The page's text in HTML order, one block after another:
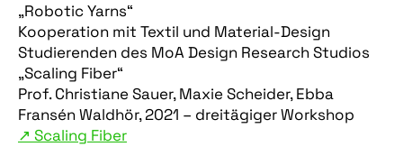
„Robotic Yarns“
Kooperation mit Textil und Material-Design
Studierenden des MoA Design Research Studios
„Scaling Fiber“
Prof. Christiane Sauer, Maxie Scheider, Ebba
Fransén Waldhör, 2021 – dreitägiger Workshop
↗︎ Scaling Fiber